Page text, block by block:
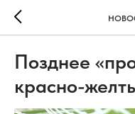
Позднее
красно-